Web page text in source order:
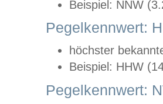
Beispiel: NNW
Pegelkennwert:
höchster
Beispiel: HHW
Pegelkennwert: